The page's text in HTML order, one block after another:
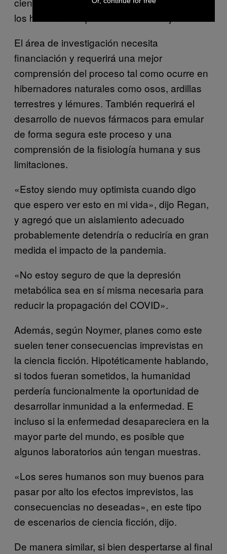
los humanos requerirá mucho trabajo.
El área de investigación necesita
financiación y requerirá una mejor
comprensión del proceso tal como ocurre en
hibernadores naturales como osos, ardillas
terrestres y lémures. También requerirá el
desarrollo de nuevos fármacos para emular
de forma segura este proceso y una
comprensión de la fisiología humana y sus
limitaciones.
«Estoy siendo muy optimista cuando digo
que espero ver esto en mi vida», dijo Regan,
y agregó que un aislamiento adecuado
probablemente detendría o reduciría en gran
medida el impacto de la pandemia.
«No estoy seguro de que la depresión
metabólica sea en sí misma necesaria para
reducir la propagación del COVID».
Además, según Noymer, planes como este
suelen tener consecuencias imprevistas en
la ciencia ficción. Hipotéticamente hablando,
si todos fueran sometidos, la humanidad
perdería funcionalmente la oportunidad de
desarrollar inmunidad a la enfermedad. E
incluso si la enfermedad desapareciera en la
mayor parte del mundo, es posible que
algunos laboratorios aún tengan muestras.
«Los seres humanos son muy buenos para
pasar por alto los efectos imprevistos, las
consecuencias no deseadas», en este tipo
de escenarios de ciencia ficción, dijo.
De manera similar, si bien despertarse al final